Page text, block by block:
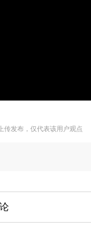
传发布，仅代表该用户观点